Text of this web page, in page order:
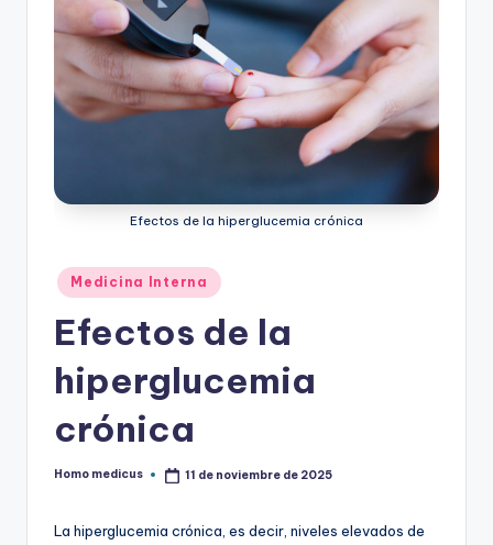
Efectos de la hiperglucemia crónica
Publicado
en
Medicina Interna
Efectos de la
hiperglucemia
crónica
Publicado
Homo medicus 11 de noviembre de 2025
La hiperglucemia crónica, es decir, niveles elevados de